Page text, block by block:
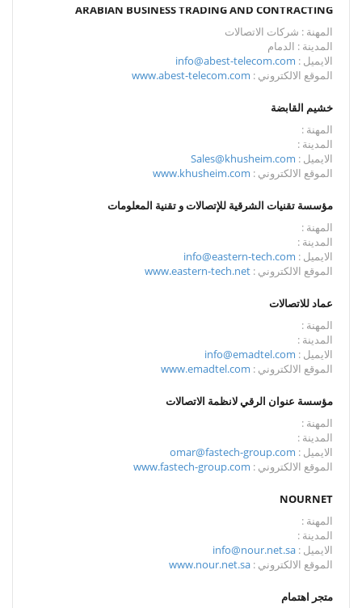
ARABIAN BUSINESS TRADING AND CONTRACTING
المهنة : شركات الاتصالات
المدينة : الدمام
الايميل : info@abest-telecom.com
الموقع الالكتروني : www.abest-telecom.com
خشيم القابضة
المهنة :
المدينة :
الايميل : Sales@khusheim.com
الموقع الالكتروني : www.khusheim.com
مؤسسة تقنيات الشرقية للإتصالات و تقنية المعلومات
المهنة :
المدينة :
الايميل : info@eastern-tech.com
الموقع الالكتروني : www.eastern-tech.net
عماد للاتصالات
المهنة :
المدينة :
الايميل : info@emadtel.com
الموقع الالكتروني : www.emadtel.com
مؤسسة عنوان الرقي لانظمة الاتصالات
المهنة :
المدينة :
الايميل : omar@fastech-group.com
الموقع الالكتروني : www.fastech-group.com
NOURNET
المهنة :
المدينة :
الايميل : info@nour.net.sa
الموقع الالكتروني : www.nour.net.sa
متجر اهتمام